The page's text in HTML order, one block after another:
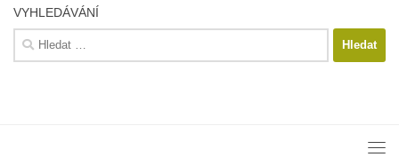
VYHLEDÁVÁNÍ
Vyhledávání